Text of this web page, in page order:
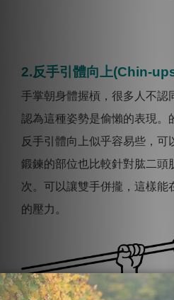
2.反手引體向上(Chin-
手掌朝身體握槓，很多人不認
認為這種姿勢是偷懶的表現。
反手引體向上似乎容易些，可
鍛鍊的部位也比較針對肱二頭
次。可以讓雙手併攏，這樣能
的壓力。